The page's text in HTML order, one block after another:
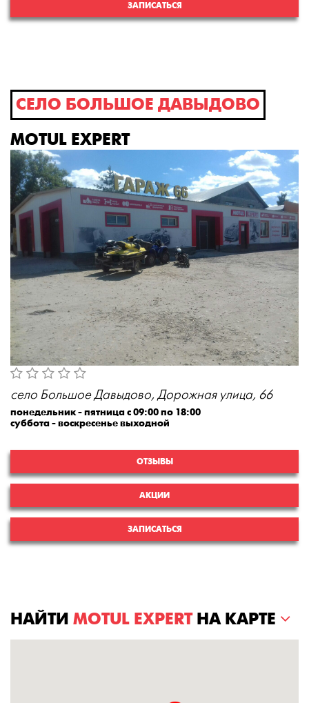
ЗАПИСАТЬСЯ
СЕЛО БОЛЬШОЕ ДАВЫДОВО
MOTUL EXPERT
село Большое Давыдово, Дорожная улица, 66
понедельник - пятница с 09:00 по 18:00
суббота - воскресенье выходной
ОТЗЫВЫ
АКЦИИ
ЗАПИСАТЬСЯ
НАЙТИ MOTUL EXPERTНА КАРТЕ